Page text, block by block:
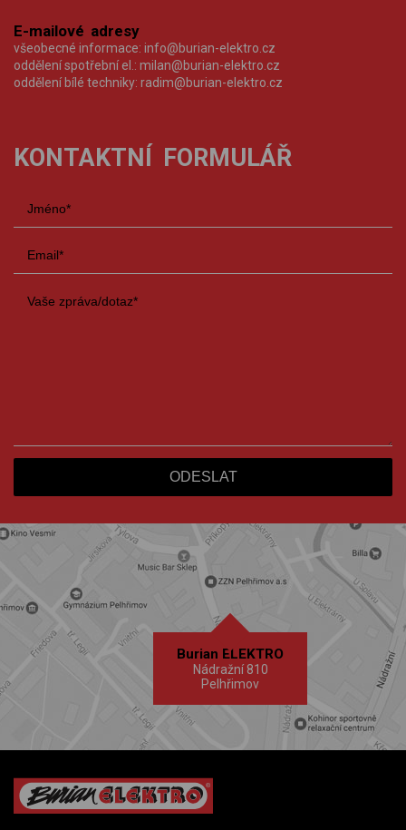
E-mailové adresy
všeobecné informace: info@burian-elektro.cz
oddělení spotřební el.: milan@burian-elektro.cz
oddělení bílé techniky: radim@burian-elektro.cz
KONTAKTNÍ FORMULÁŘ
Burian ELEKTRO
Nádražní 810
Pelhřimov